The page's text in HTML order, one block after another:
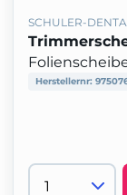
SCHULER-
Herstellernr: